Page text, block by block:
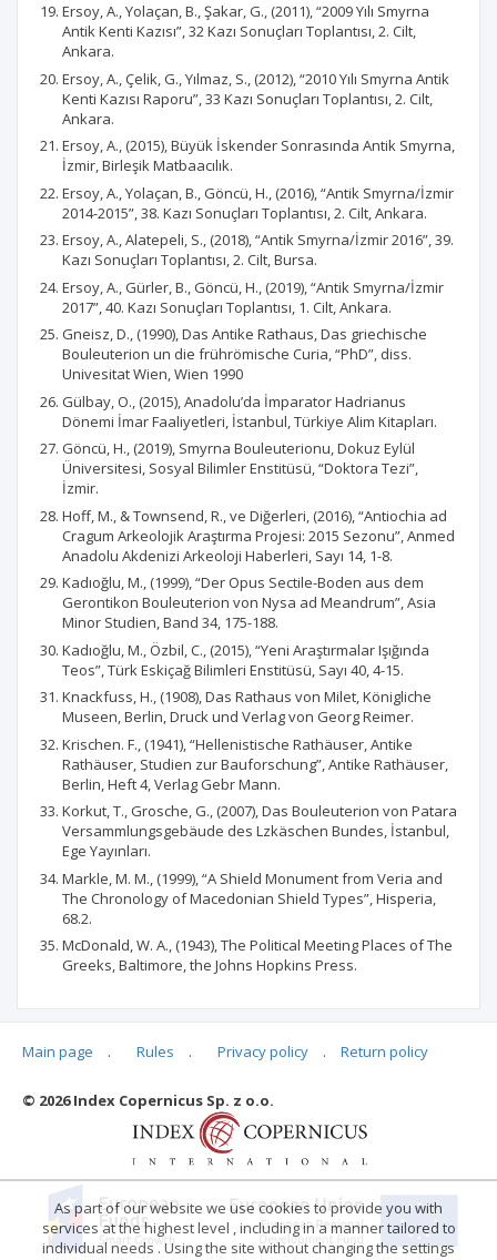
Ersoy, A., Yolaçan, B., Şakar, G., (2011), “2009 Yılı Smyrna
Antik Kenti Kazısı”, 32 Kazı Sonuçları Toplantısı, 2. Cilt,
Ankara.
Ersoy, A., Çelik, G., Yılmaz, S., (2012), “2010 Yılı Smyrna Antik
Kenti Kazısı Raporu”, 33 Kazı Sonuçları Toplantısı, 2. Cilt,
Ankara.
Ersoy, A., (2015), Büyük İskender Sonrasında Antik Smyrna,
İzmir, Birleşik Matbaacılık.
Ersoy, A., Yolaçan, B., Göncü, H., (2016), “Antik Smyrna/İzmir
2014-2015”, 38. Kazı Sonuçları Toplantısı, 2. Cilt, Ankara.
Ersoy, A., Alatepeli, S., (2018), “Antik Smyrna/İzmir 2016”, 39.
Kazı Sonuçları Toplantısı, 2. Cilt, Bursa.
Ersoy, A., Gürler, B., Göncü, H., (2019), “Antik Smyrna/İzmir
2017”, 40. Kazı Sonuçları Toplantısı, 1. Cilt, Ankara.
Gneisz, D., (1990), Das Antike Rathaus, Das griechische
Bouleuterion un die frührömische Curia, “PhD”, diss.
Univesitat Wien, Wien 1990
Gülbay, O., (2015), Anadolu’da İmparator Hadrianus
Dönemi İmar Faaliyetleri, İstanbul, Türkiye Alim Kitapları.
Göncü, H., (2019), Smyrna Bouleuterionu, Dokuz Eylül
Üniversitesi, Sosyal Bilimler Enstitüsü, “Doktora Tezi”,
İzmir.
Hoff, M., & Townsend, R., ve Diğerleri, (2016), “Antiochia ad
Cragum Arkeolojik Araştırma Projesi: 2015 Sezonu”, Anmed
Anadolu Akdenizi Arkeoloji Haberleri, Sayı 14, 1-8.
Kadıoğlu, M., (1999), “Der Opus Sectile-Boden aus dem
Gerontikon Bouleuterion von Nysa ad Meandrum”, Asia
Minor Studien, Band 34, 175-188.
Kadıoğlu, M., Özbil, C., (2015), “Yeni Araştırmalar Işığında
Teos”, Türk Eskiçağ Bilimleri Enstitüsü, Sayı 40, 4-15.
Knackfuss, H., (1908), Das Rathaus von Milet, Königliche
Museen, Berlin, Druck und Verlag von Georg Reimer.
Krischen. F., (1941), “Hellenistische Rathäuser, Antike
Rathäuser, Studien zur Bauforschung”, Antike Rathäuser,
Berlin, Heft 4, Verlag Gebr Mann.
Korkut, T., Grosche, G., (2007), Das Bouleuterion von Patara
Versammlungsgebäude des Lzkäschen Bundes, İstanbul,
Ege Yayınları.
Markle, M. M., (1999), “A Shield Monument from Veria and
The Chronology of Macedonian Shield Types”, Hisperia,
68.2.
McDonald, W. A., (1943), The Political Meeting Places of The
Greeks, Baltimore, the Johns Hopkins Press.
Articles quoting
Main page . Rules . Privacy policy . Return policy
© 2026 Index Copernicus Sp. z o.o.
As part of our website we use cookies to provide you with
services at the highest level , including in a manner tailored to
individual needs . Using the site without changing the settings